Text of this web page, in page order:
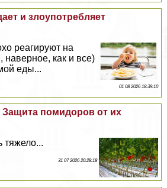
и злоупотрeбляет
реагируют на
наверное, как и все)
еды...
01 08 2026 18:39:10
помидоров от их
тяжело...
31 07 2026 20:28:18